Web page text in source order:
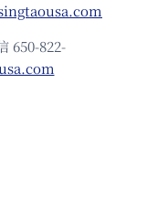
650-822-